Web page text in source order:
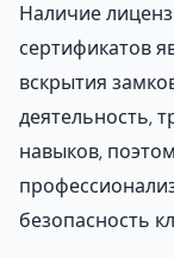
Наличие
сертификатов
вскрытия
деятельность,
навыков,
безопасность